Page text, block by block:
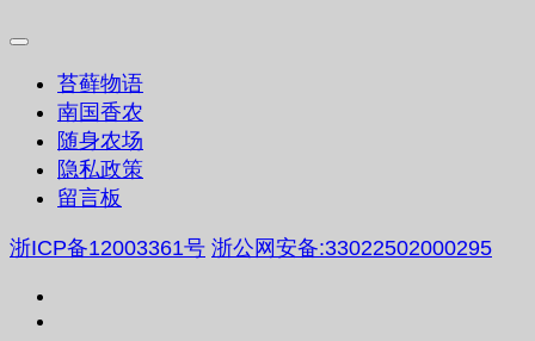
苔藓物语
南国香农
随身农场
隐私政策
留言板
浙ICP备12003361号 浙公网安备:33022502000295